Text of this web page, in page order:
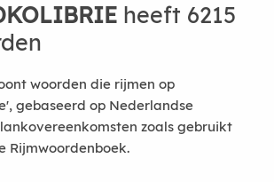
heeft 6215
woorden die rijmen op
gebaseerd op Nederlandse
zoals gebruikt
Rijmwoordenboek.